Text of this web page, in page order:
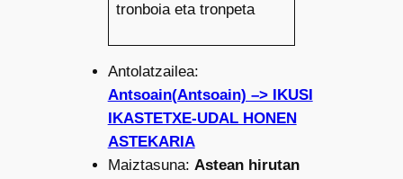
tronboia eta tronpeta
Antolatzailea:
Antsoain(Antsoain) –> IKUSI
IKASTETXE-UDAL HONEN
ASTEKARIA
Maiztasuna: Astean hirutan